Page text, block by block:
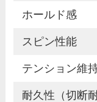
ホールド感
スピン性能
テンション維
耐久性（切断